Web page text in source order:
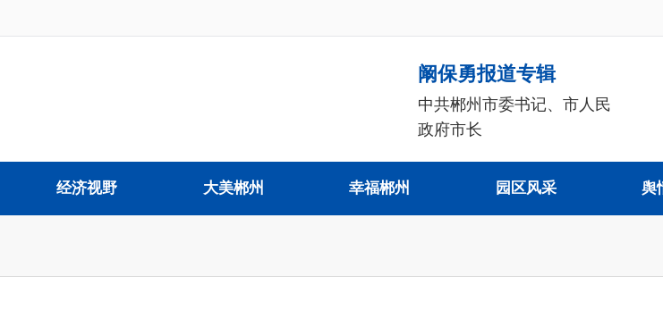
阚保勇报道专辑
中共郴州市委书记、市人民
政府市长
经济视野 大美郴州 幸福郴州 园区风采 舆